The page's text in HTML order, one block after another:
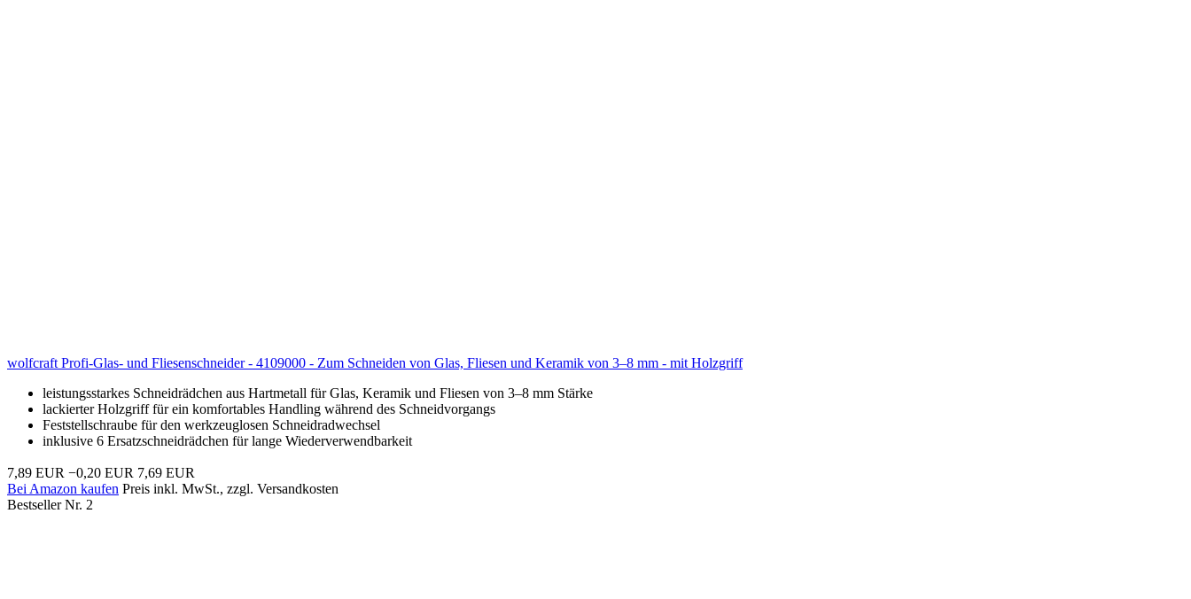
wolfcraft Profi-Glas- und Fliesenschneider - 4109000 - Zum Schneiden von Glas, Fliesen und Keramik von 3–8 mm - mit Holzgriff
leistungsstarkes Schneidrädchen aus Hartmetall für Glas, Keramik und Fliesen von 3–8 mm Stärke
lackierter Holzgriff für ein komfortables Handling während des Schneidvorgangs
Feststellschraube für den werkzeuglosen Schneidradwechsel
inklusive 6 Ersatzschneidrädchen für lange Wiederverwendbarkeit
7,89 EUR −0,20 EUR 7,69 EUR
Bei Amazon kaufen Preis inkl. MwSt., zzgl. Versandkosten
Bestseller Nr. 2